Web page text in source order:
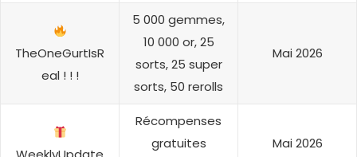
TheOneGurtIsR
eal ! ! !
5 000 gemmes,
10 000 or, 25
sorts, 25 super
sorts, 50 rerolls
Mai 2026
Récompenses
gratuites
Mai 2026